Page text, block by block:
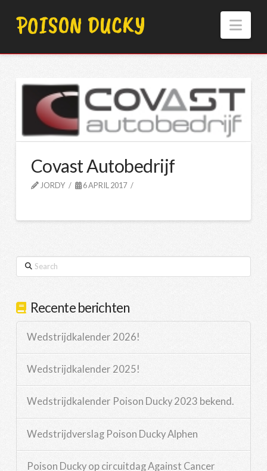
POISON DUCKY
Covast Autobedrijf
JORDY 6 APRIL 2017
Search
Recente berichten
Wedstrijdkalender 2026!
Wedstrijdkalender 2025!
Wedstrijdkalender Poison Ducky 2023 bekend.
Wedstrijdverslag Poison Ducky Alphen
Poison Ducky op circuitdag Against Cancer